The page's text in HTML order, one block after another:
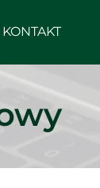
KONTAKT